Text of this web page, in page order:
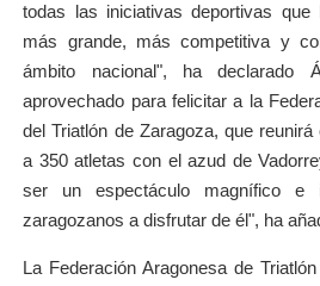
todas las iniciativas deportivas
más grande, más competitiva y
ámbito nacional", ha declarado
aprovechado para felicitar a la
del Triatlón de Zaragoza, que
a 350 atletas con el azud de
ser un espectáculo magnífico e
zaragozanos a disfrutar de él", ha
La Federación Aragonesa de